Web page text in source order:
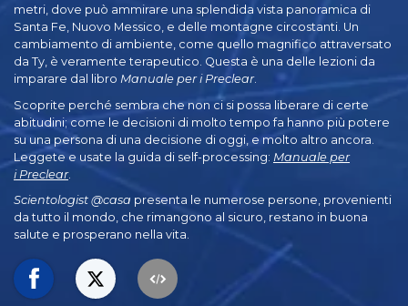
metri, dove può ammirare una splendida vista panoramica di
Santa Fe, Nuovo Messico, e delle montagne circostanti. Un
cambiamento di ambiente, come quello magnifico attraversato
da Ty, è veramente terapeutico. Questa è una delle lezioni da
imparare dal libro Manuale per i Preclear.
Scoprite perché sembra che non ci si possa liberare di certe
abitudini; come le decisioni di molto tempo fa hanno più potere
su una persona di una decisione di oggi, e molto altro ancora.
Leggete e usate la guida di self-processing: Manuale per
i Preclear.
Scientologist @casa presenta le numerose persone, provenienti
da tutto il mondo, che rimangono al sicuro, restano in buona
salute e prosperano nella vita.